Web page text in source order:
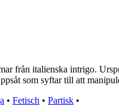
från italienska intrigo.
som syftar till att
• Fetisch • Partisk •